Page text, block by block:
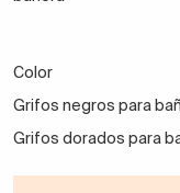
Color
Grifos negros para
Grifos dorados para